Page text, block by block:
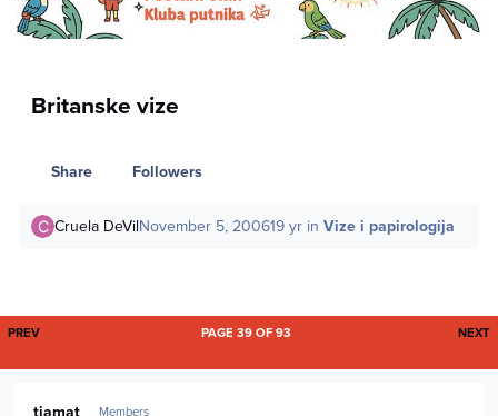
Britanske vize
Share Followers
Cruela DeVilNovember 5, 200619 yr inVize i papirologija
FIRST PAGE
PREV NEXT
PAGE 39 OF 93
tiamat Members